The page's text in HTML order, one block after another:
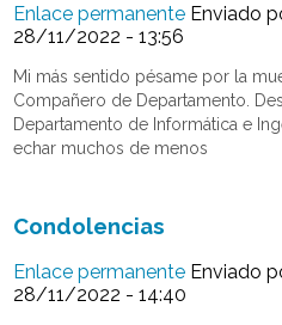
Enlace permanente Enviado
28/11/2022 - 13:56
Mi más sentido pésame por la
Compañero de Departamento.
Departamento de Informática e
echar muchos de menos
Condolencias
Enlace permanente Enviado
28/11/2022 - 14:40